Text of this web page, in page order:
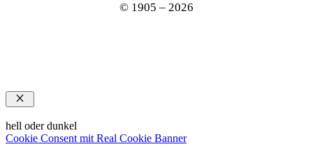
© 1905 – 2026
Schließen
hell oder dunkel
Cookie Consent mit Real Cookie Banner